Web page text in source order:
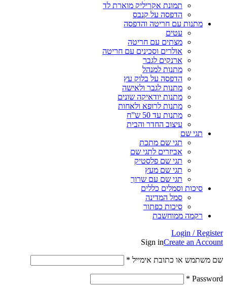
תמונת אקריליק מוארת לד
הדפסה על קנבס
מתנות עם חריטה והדפסה
עטים
מצתים עם חריטה
אולרים וסכינים עם חריטה
ארנקים לגבר
מתנות למנהל
הדפסה על בלוק עץ
מתנות לגבר ולאישה
מתנות יודאיקה שונים
מתנות לרופא ולאחות
מתנות עד 50 ש”ח
עיצוב החדר והבית
תגי שם
תגי שם מתכת
אביזרים לתגי שם
תגי שם פלסטיק
תגי שם מעץ
תגי שם עם שרוך
סיכות וסמלים כללים
סמל המדינה
סיכות כפתור
רקמה ממוחשבת
Login / Register
Sign inCreate an Account
שם משתמש או כתובת אימייל *
Password
*